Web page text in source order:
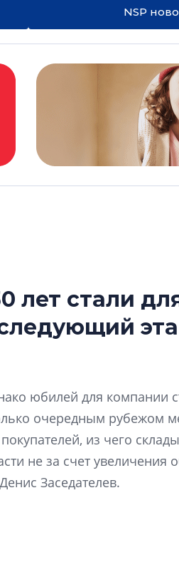
NSP
лет стали
юбилей для компании
очередным рубежом
из чего
не за счет увеличения
Заседателев.